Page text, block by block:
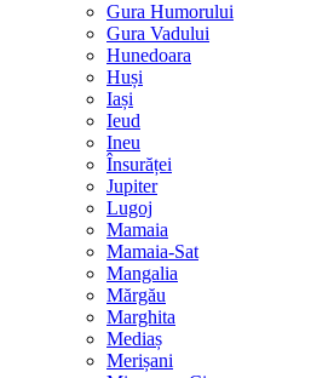
Gura Humorului
Gura Vadului
Hunedoara
Huși
Iași
Ieud
Ineu
Însurăței
Jupiter
Lugoj
Mamaia
Mamaia-Sat
Mangalia
Mărgău
Marghita
Mediaș
Merișani